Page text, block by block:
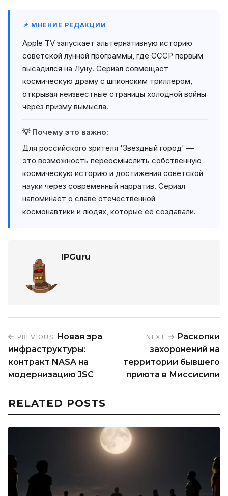
📌 МНЕНИЕ РЕДАКЦИИ
Apple TV запускает альтернативную историю
советской лунной программы, где СССР первым
высадился на Луну. Сериал совмещает
космическую драму с шпионским триллером,
открывая неизвестные страницы холодной войны
через призму вымысла.
💡 Почему это важно:
Для российского зрителя 'Звёздный город' —
это возможность переосмыслить собственную
космическую историю и достижения советской
науки через современный нарратив. Сериал
напоминает о славе отечественной
космонавтики и людях, которые её создавали.
IPGuru
PREVIOUS Новая эра
инфраструктуры:
контракт NASA на
модернизацию JSC
NEXT
Раскопки
захоронений на
территории бывшего
приюта в Миссисипи
RELATED POSTS